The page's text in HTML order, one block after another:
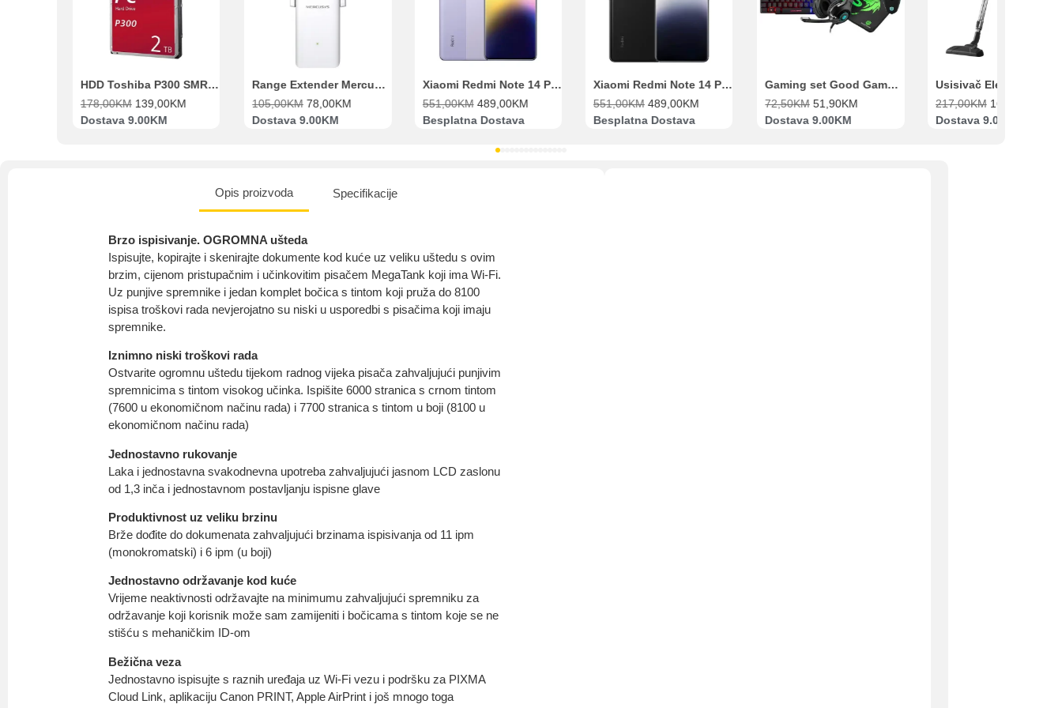
HDD Toshiba P300 SMR 3.5″ 2TB SATA III
178,00KM 139,00KM
Dostava 9.00KM
Range Extender Mercusys AX3000 ME80X Wi-Fi 6
105,00KM 78,00KM
Dostava 9.00KM
Xiaomi Redmi Note 14 Pro 8GB 256GB Ljubičasti
551,00KM 489,00KM
Besplatna Dostava
Xiaomi Redmi Note 14 Pro 8GB 256GB Crni
551,00KM 489,00KM
Besplatna Dostava
Gaming set Good Game Tastatura, Miš, Slušalice i podloga za miš
72,50KM 51,90KM
Dostava 9.00KM
217,00KM 169,00
Dostava 9.00KM
Opis proizvoda Specifikacije
Brzo ispisivanje. OGROMNA ušteda
Ispisujte, kopirajte i skenirajte dokumente kod kuće uz veliku uštedu s ovim
brzim, cijenom pristupačnim i učinkovitim pisačem MegaTank koji ima Wi-Fi.
Uz punjive spremnike i jedan komplet bočica s tintom koji pruža do 8100
ispisa troškovi rada nevjerojatno su niski u usporedbi s pisačima koji imaju
spremnike.
Iznimno niski troškovi rada
Ostvarite ogromnu uštedu tijekom radnog vijeka pisača zahvaljujući punjivim
spremnicima s tintom visokog učinka. Ispišite 6000 stranica s crnom tintom
(7600 u ekonomičnom načinu rada) i 7700 stranica s tintom u boji (8100 u
ekonomičnom načinu rada)
Jednostavno rukovanje
Laka i jednostavna svakodnevna upotreba zahvaljujući jasnom LCD zaslonu
od 1,3 inča i jednostavnom postavljanju ispisne glave
Produktivnost uz veliku brzinu
Brže dođite do dokumenata zahvaljujući brzinama ispisivanja od 11 ipm
(monokromatski) i 6 ipm (u boji)
Jednostavno održavanje kod kuće
Vrijeme neaktivnosti održavajte na minimumu zahvaljujući spremniku za
održavanje koji korisnik može sam zamijeniti i bočicama s tintom koje se ne
stišću s mehaničkim ID-om
Bežična veza
Jednostavno ispisujte s raznih uređaja uz Wi-Fi vezu i podršku za PIXMA
Cloud Link, aplikaciju Canon PRINT, Apple AirPrint i još mnogo toga